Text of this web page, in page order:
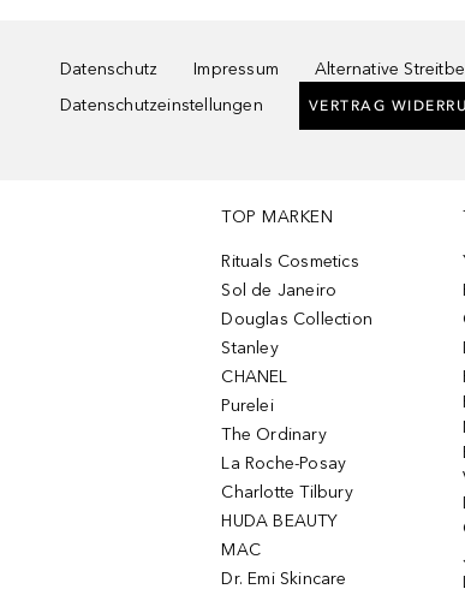
Datenschutz Impressum Alternative
Datenschutzeinstellungen
VERTRAG
TOP MARKEN
Rituals Cosmetics
Sol de Janeiro
Douglas Collection
Stanley
CHANEL
Purelei
The Ordinary
La Roche-Posay
Charlotte Tilbury
HUDA BEAUTY
MAC
Dr. Emi Skincare